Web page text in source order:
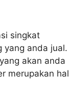
singkat
yang anda jual.
akan anda
merupakan hal